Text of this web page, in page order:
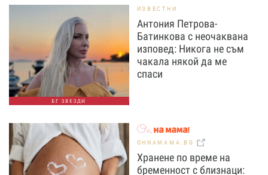
БГ ЗВЕЗДИ
ИЗВЕСТНИ
Антония Петрова-
Батинкова с неочаквана
изповед: Никога не съм
чакала някой да ме
спаси
OHNAMAMA.BG
Хранене по време на
бременност с близнаци: